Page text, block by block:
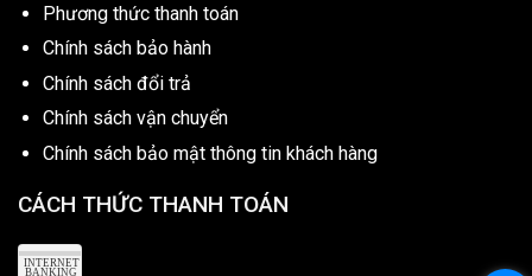
Phương thức thanh toán
Chính sách bảo hành
Chính sách đổi trả
Chính sách vận chuyển
Chính sách bảo mật thông tin khách hàng
CÁCH THỨC THANH TOÁN